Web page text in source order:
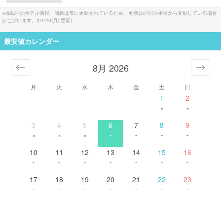
※掲載中のホテル情報、価格は常に更新されているため、更新日の宿泊相場から変動している場合
がございます。(01/20(月) 更新)
最安値カレンダー
月 火 水 木 金 土 日
8月 2026
1
×
2
×
3
×
4
×
5
×
6
-
7
-
8
-
9
-
10
-
11
-
12
-
13
-
14
-
15
-
16
-
17
-
18
-
19
-
20
-
21
-
22
-
23
-